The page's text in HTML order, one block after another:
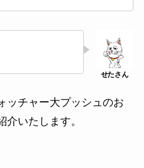
ッチャー大プッシュのお
介いたします。